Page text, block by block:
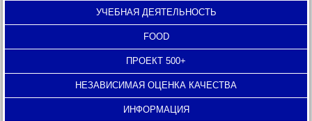
УЧЕБНАЯ ДЕЯТЕЛЬНОСТЬ
FOOD
ПРОЕКТ 500+
НЕЗАВИСИМАЯ ОЦЕНКА КАЧЕСТВА
ИНФОРМАЦИЯ